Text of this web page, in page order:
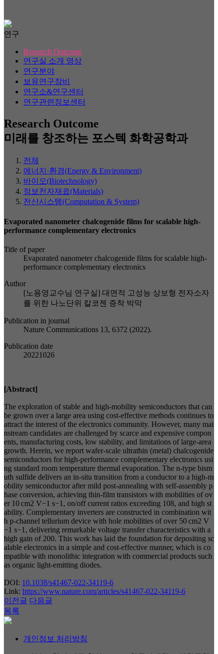
연구
Research Outcome
연구실 소개 영상
연구분야
보유연구장비
연구소&연구센터
연구관련정보센터
Research Outcome
미래를 창조하는 포스텍 화학공학과
전체
에너지·환경(Energy & Environment)
바이오(Biotechnology)
정보전자재료(Materials)
전산시스템(Computation & System)
Evaporated nanometer chalcogenide films for scalable high-
performance complementary electronics
Title of paper
Evaporated nanometer chalcogenide films for scalable high-
performance complementary electronics
Author
[노용영교수님 연구실] 대면적 고성능 상보형 전자소자
를 위한 나노단위 칼코젠 증착 박막
Publication in journal
Nature Communications 13, 6372 (2022).
Publication date
20221026
[Abstract]
The exploration of stable and high-mobility semiconductors that can
be grown over a large area using cost-effective methods continues to
attract the interest of the electronics community. However, many mai
nstream candidates are challenged by scarce and expensive compon
ents, manufacturing costs, low stability, and limitations of large-area
growth. Herein, we report wafer-scale ultrathin (metal) chalcogenide
semiconductors for high-performance complementary electronics usi
ng standard room temperature thermal evaporation. The n-type bism
uth sulfide delivers an in-situ transition from a conductor to a high-m
obility semiconductor after mild post-annealing with self-assembly p
hase conversion, achieving thin-film transistors with mobilities of ov
er 10 cm2 V−1 s−1, on/off current ratios exceeding 108, and high st
ability. Complementary inverters are constructed in combination wit
h p-channel tellurium device with hole mobilities of over 50 cm2 V
−1 s−1, delivering remarkable voltage transfer characteristics with a
high gain of 200. This work has laid the foundation for depositing sc
alable electronics in a simple and cost-effective manner, which is co
mpatible with monolithic integration with commercial products such
as organic light-emitting diodes.
DOI: 10.1038/s41467-022-34119-6
Link: https://www.nature.com/articles/s41467-022-34119-6
이전글 다음글
목록
개인정보 처리방침